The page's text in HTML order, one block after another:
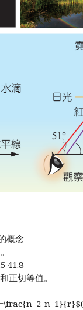
概念
41.8
正切等值。
n_1}{r}$(